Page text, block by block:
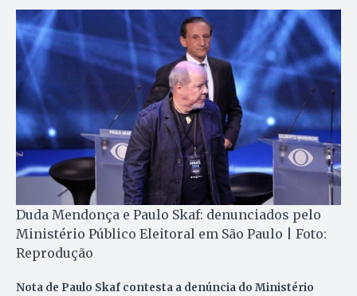
Duda Mendonça e Paulo Skaf: denunciados pelo
Ministério Público Eleitoral em São Paulo | Foto:
Reprodução
Nota de Paulo Skaf contesta a denúncia do Ministério